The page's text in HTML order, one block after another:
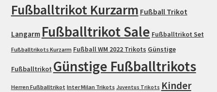
Fußballtrikot Kurzarm Fußball Trikot
Langarm Fußballtrikot Sale Fußballtrikot Set
Fußballtrikots Kurzarm Fußball WM 2022 Trikots Günstige
Fußballtrikot Günstige Fußballtrikots
Herren Fußballtrikot Inter Milan Trikots Juventus Trikots Kinder